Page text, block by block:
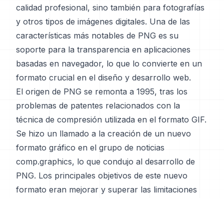
calidad profesional, sino también para fotografías
y otros tipos de imágenes digitales. Una de las
características más notables de PNG es su
soporte para la transparencia en aplicaciones
basadas en navegador, lo que lo convierte en un
formato crucial en el diseño y desarrollo web.
El origen de PNG se remonta a 1995, tras los
problemas de patentes relacionados con la
técnica de compresión utilizada en el formato GIF.
Se hizo un llamado a la creación de un nuevo
formato gráfico en el grupo de noticias
comp.graphics, lo que condujo al desarrollo de
PNG. Los principales objetivos de este nuevo
formato eran mejorar y superar las limitaciones